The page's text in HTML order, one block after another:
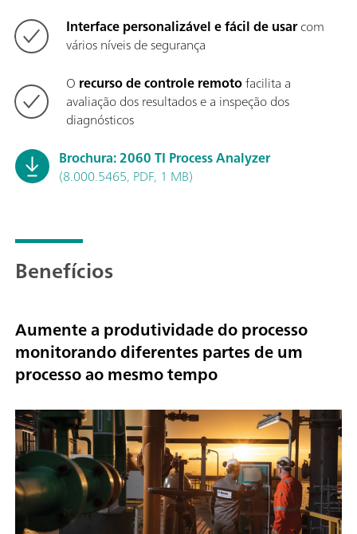
Interface personalizável e fácil de usarcom
vários níveis de segurança
O recurso de controle remotofacilita a
avaliação dos resultados e a inspeção dos
diagnósticos
Brochura: 2060 TI Process Analyzer
(8.000.5465, PDF, 1 MB)
Benefícios
Aumente a produtividade do processo
monitorando diferentes partes de um
processo ao mesmo tempo